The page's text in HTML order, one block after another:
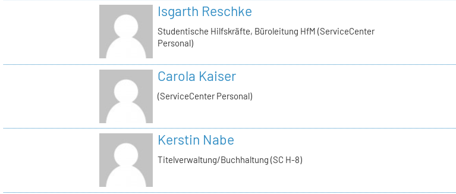
Isgarth Reschke
Studentische Hilfskräfte, Büroleitung HfM (ServiceCenter
Personal)
Carola Kaiser
(ServiceCenter Personal)
Kerstin Nabe
Titelverwaltung/Buchhaltung (SC H-8)